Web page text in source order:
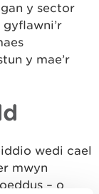
y sector
y mae’r
wedi cael
mwyn
– o